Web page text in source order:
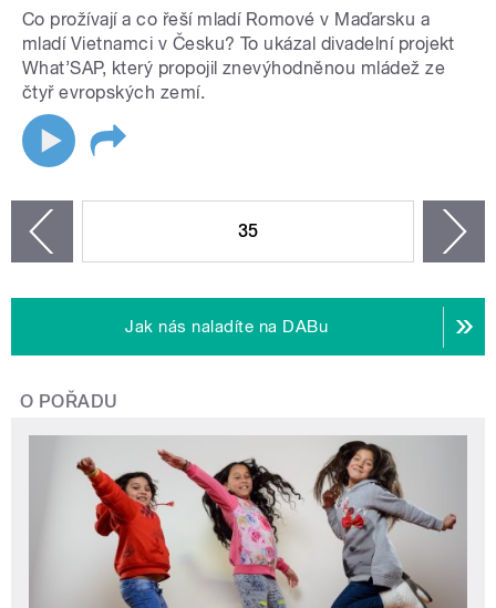
Co prožívají a co řeší mladí Romové v Maďarsku a
mladí Vietnamci v Česku? To ukázal divadelní projekt
What’SAP, který propojil znevýhodněnou mládež ze
čtyř evropských zemí.
35
Jak nás naladíte na DABu
O POŘADU